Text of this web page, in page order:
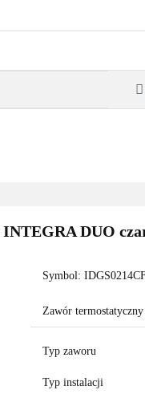
DUO
Symbol:
Zawór
Typ zaworu
Typ instalacji